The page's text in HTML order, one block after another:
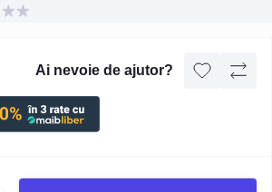
Ai nevoie de ajutor?